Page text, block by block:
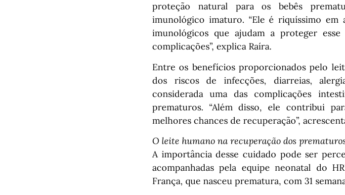
proteção natural para os bebês
imunológico imaturo. “Ele é riquíssimo
imunológicos que ajudam a proteger
complicações”, explica Raíra.
Entre os benefícios proporcionados pelo
dos riscos de infecções, diarreias,
considerada uma das complicações
prematuros. “Além disso, ele contribui
melhores chances de recuperação”,
O leite humano na recuperação dos
A importância desse cuidado pode ser
acompanhadas pela equipe neonatal do
França, que nasceu prematura, com 31